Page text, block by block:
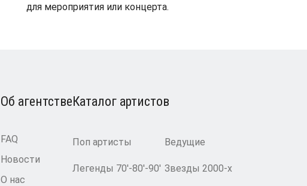
для мероприятия или концерта.
Каталог артистов
Поп артисты Ведущие
Легенды 70′-80′-90′ Звезды 2000-х
Об агентстве
FAQ
Новости
О нас